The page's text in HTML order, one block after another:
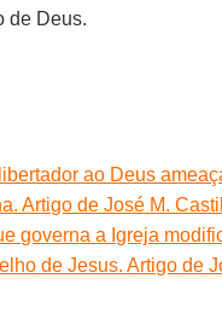
de Deus.
ao Deus
Artigo de José M.
governa a Igreja
de Jesus. Artigo de